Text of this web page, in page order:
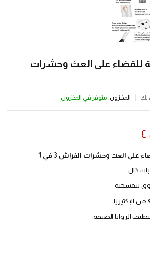
للقضاء على العث وحشرات
بك المخزون: متوفر في المخزون
العث وحشرات الفراش 3 في 1
بنفسجية
الزوايا الضيقة.